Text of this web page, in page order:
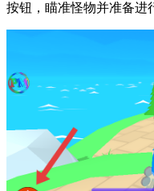
按钮，瞄准怪物并准备进